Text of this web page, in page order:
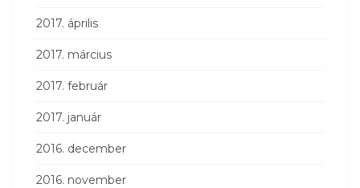
2017. április
2017. március
2017. február
2017. január
2016. december
2016. november